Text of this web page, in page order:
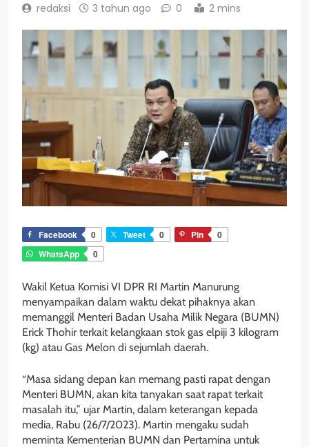
redaksi 3 tahun ago 0 2 mins
Facebook 0 Tweet 0 Pin
0
WhatsApp
0
Wakil Ketua Komisi VI DPR RI Martin Manurung
menyampaikan dalam waktu dekat pihaknya akan
memanggil Menteri Badan Usaha Milik Negara (BUMN)
Erick Thohir terkait kelangkaan stok gas elpiji 3 kilogram
(kg) atau Gas Melon di sejumlah daerah.
“Masa sidang depan kan memang pasti rapat dengan
Menteri BUMN, akan kita tanyakan saat rapat terkait
masalah itu,” ujar Martin, dalam keterangan kepada
media, Rabu (26/7/2023). Martin mengaku sudah
meminta Kementerian BUMN dan Pertamina untuk